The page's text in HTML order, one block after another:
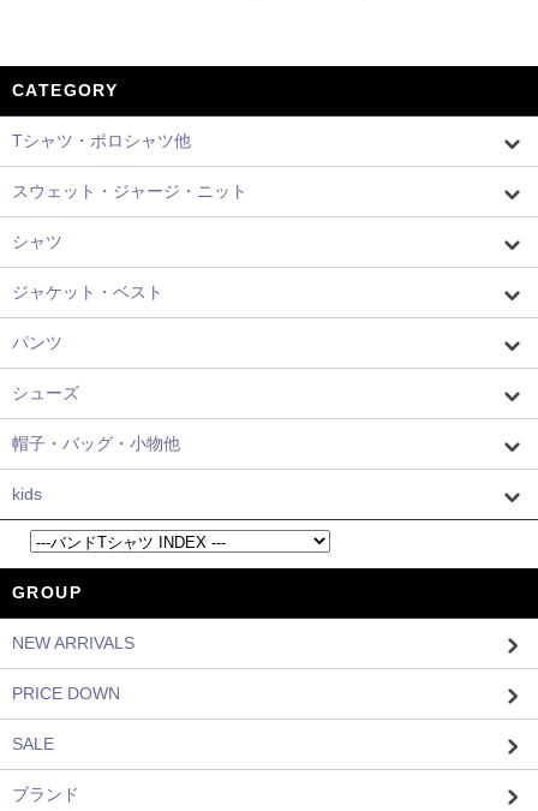
CATEGORY
Tシャツ・ポロシャツ他
スウェット・ジャージ・ニット
シャツ
ジャケット・ベスト
パンツ
シューズ
帽子・バッグ・小物他
kids
GROUP
NEW ARRIVALS
PRICE DOWN
SALE
ブランド